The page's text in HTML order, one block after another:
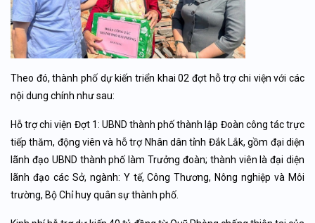
Theo đó, thành phố dự kiến triển khai 02 đợt hỗ trợ chi viện với các
nội dung chính như sau:
Hỗ trợ chi viện Đợt 1: UBND thành phố thành lập Đoàn công tác trực
tiếp thăm, động viên và hỗ trợ Nhân dân tỉnh Đắk Lắk, gồm đại diện
lãnh đạo UBND thành phố làm Trưởng đoàn; thành viên là đại diện
lãnh đạo các Sở, ngành: Y tế, Công Thương, Nông nghiệp và Môi
trường, Bộ Chỉ huy quân sự thành phố.